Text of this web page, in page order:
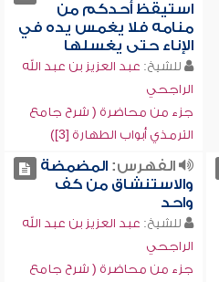
استيقظ أحدكم من
منامه فلا يغمس يده في
الإناء حتى يغسلها
للشيخ: عبد العزيز بن عبد الله
الراجحي
جزء من محاضرة ( شرح جامع
الترمذي أبواب الطهارة [3])
الفهرس:المضمضة
والاستنشاق من كف
واحد
للشيخ: عبد العزيز بن عبد الله
الراجحي
جزء من محاضرة ( شرح جامع